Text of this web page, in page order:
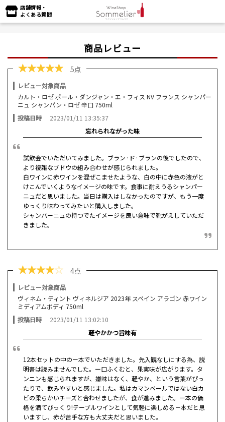
店舗情報・
よくある質問
商品レビュー
★★★★★ 5点
レビュー対象商品
カルト・ロゼ ポール・ダンジャン・エ・フィス NV フランス シャンパー
ニュ シャンパン・ロゼ 辛口 750ml
投稿日時
2023/01/11 13:35:37
忘れられながった味
試飲会でいただいてみました。ブラン·ド·ブランの後でしたので、
より複雑なブドウの組み合わせが感じられました。
白ワインに赤ワインを混ぜこませたような、白の中に赤色の液がと
けこんでいくようなイメージの味です。食事に耐えうるシャンパー
ニュだと思いました。当日は購入はしなかったのですが、もう一度
ゆっくり味わってみたいと購入しました。
シャンパーニュの持つでたイメージを良い意味で靴がえしていただ
きました。
★★★★☆ 4点
レビュー対象商品
ヴィネム・ティント ヴィネルジア 2023年 スペイン アラゴン 赤ワイン
ミディアムボディ 750ml
投稿日時
2023/01/11 13:02:10
軽やかかつ旨味有
12本セットの中のー本でいただきました。先入観なしにする為、説
明書は読みませんでした。ー口ふくむと、果実味が広がります。タ
ンニンも感じられますが、嫌味はなく、軽やか、という言葉がぴっ
たりで、飲みやすいと感じました。私はカマンベールではない白カ
ビの柔らかいチーズと合わせましたが、食が進みました。ー本の価
格を満てびっくり!テーブルワインとして気軽に楽しめる－本だと思
いますし、赤が苦手な方も大丈夫だと思いました。